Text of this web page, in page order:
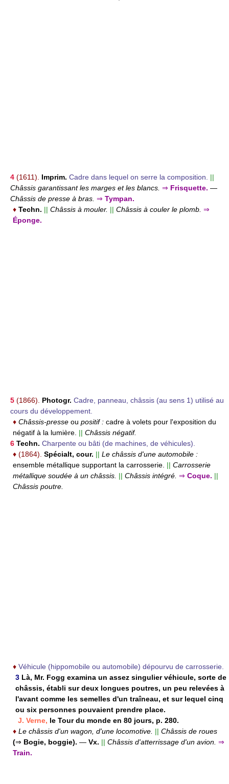
4 (1611). Imprim. Cadre dans lequel on serre la composition. ||
Châssis garantissant les marges et les blancs. ⇒ Frisquette. —
Châssis de presse à bras. ⇒ Tympan.
♦ Techn. || Châssis à mouler. || Châssis à couler le plomb. ⇒
Éponge.
5 (1866). Photogr. Cadre, panneau, châssis (au sens 1) utilisé au
cours du développement.
♦ Châssis-presse ou positif : cadre à volets pour l'exposition du
négatif à la lumière. || Châssis négatif.
6 Techn. Charpente ou bâti (de machines, de véhicules).
♦ (1864). Spécialt, cour. || Le châssis d'une automobile :
ensemble métallique supportant la carrosserie. || Carrosserie
métallique soudée à un châssis. || Châssis intégré. ⇒ Coque. ||
Châssis poutre.
♦ Véhicule (hippomobile ou automobile) dépourvu de carrosserie.
3 Là, Mr. Fogg examina un assez singulier véhicule, sorte de
châssis, établi sur deux longues poutres, un peu relevées à
l'avant comme les semelles d'un traîneau, et sur lequel cinq
ou six personnes pouvaient prendre place.
J. Verne, le Tour du monde en 80 jours, p. 280.
♦ Le châssis d'un wagon, d'une locomotive. || Châssis de roues
(⇒ Bogie, boggie). — Vx. || Châssis d'atterrissage d'un avion. ⇒
Train.